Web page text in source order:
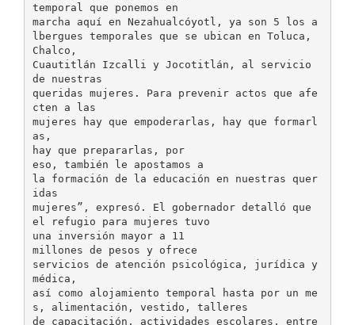
temporal que ponemos en
marcha aquí en Nezahualcóyotl, ya son 5 los a
lbergues temporales que se ubican en Toluca,
Chalco,
Cuautitlán Izcalli y Jocotitlán, al servicio
de nuestras
queridas mujeres. Para prevenir actos que afe
cten a las
mujeres hay que empoderarlas, hay que formarl
as,
hay que prepararlas, por
eso, también le apostamos a
la formación de la educación en nuestras quer
idas
mujeres”, expresó. El gobernador detalló que
el refugio para mujeres tuvo
una inversión mayor a 11
millones de pesos y ofrece
servicios de atención psicológica, jurídica y
médica,
así como alojamiento temporal hasta por un me
s, alimentación, vestido, talleres
de capacitación, actividades escolares, entre